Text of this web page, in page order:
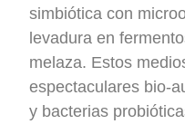
simbiótica con
levadura en
melaza. Estos
espectaculares bio-
y bacterias